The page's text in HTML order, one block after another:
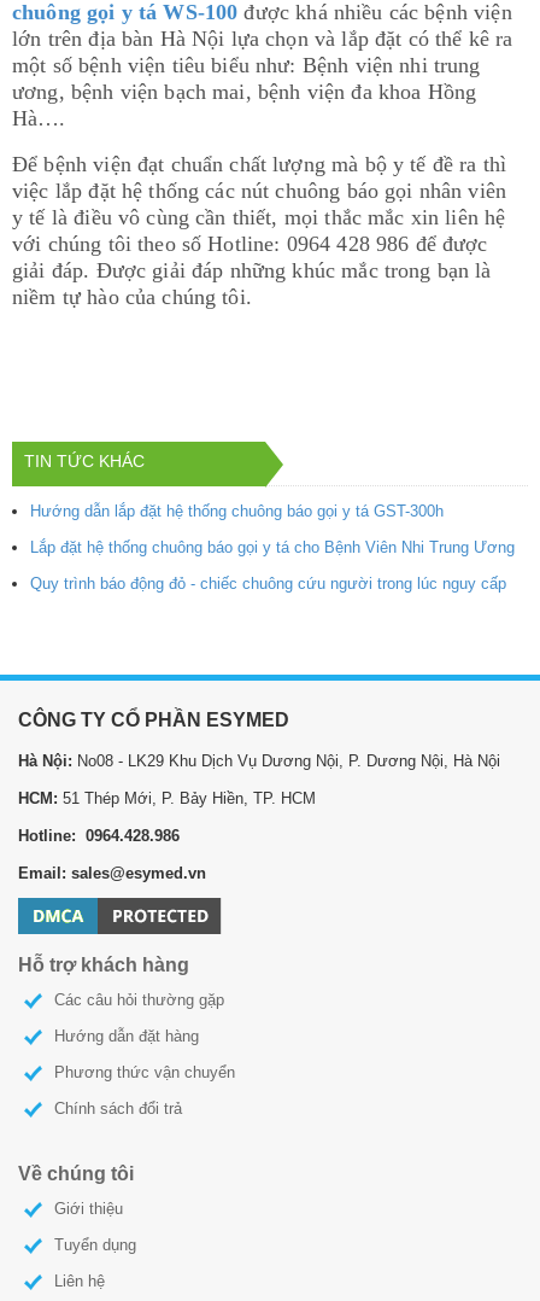
chuông gọi y tá WS-100 được khá nhiều các bệnh viện
lớn trên địa bàn Hà Nội lựa chọn và lắp đặt có thể kê ra
một số bệnh viện tiêu biểu như: Bệnh viện nhi trung
ương, bệnh viện bạch mai, bệnh viện đa khoa Hồng
Hà….
Để bệnh viện đạt chuẩn chất lượng mà bộ y tế đề ra thì
việc lắp đặt hệ thống các nút chuông báo gọi nhân viên
y tế là điều vô cùng cần thiết, mọi thắc mắc xin liên hệ
với chúng tôi theo số Hotline: 0964 428 986 để được
giải đáp. Được giải đáp những khúc mắc trong bạn là
niềm tự hào của chúng tôi.
TIN TỨC KHÁC
Hướng dẫn lắp đặt hệ thống chuông báo gọi y tá GST-300h
Lắp đặt hệ thống chuông báo gọi y tá cho Bệnh Viên Nhi Trung Ương
Quy trình báo động đỏ - chiếc chuông cứu người trong lúc nguy cấp
CÔNG TY CỔ PHẦN ESYMED
Hà Nội: No08 - LK29 Khu Dịch Vụ Dương Nội, P. Dương Nội, Hà Nội
HCM: 51 Thép Mới, P. Bảy Hiền, TP. HCM
Hotline: 0964.428.986
Email: sales@esymed.vn
Hỗ trợ khách hàng
Các câu hỏi thường gặp
Hướng dẫn đặt hàng
Phương thức vận chuyển
Chính sách đổi trả
Về chúng tôi
Giới thiệu
Tuyển dụng
Liên hệ